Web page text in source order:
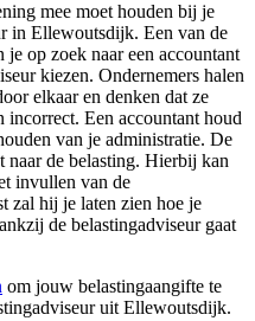
mee moet houden bij je
in Ellewoutsdijk. Een van de
op zoek naar een accountant
kiezen. Ondernemers halen
elkaar en denken dat ze
Een accountant houd
van je administratie. De
naar de belasting. Hierbij kan
invullen van de
zal hij je laten zien hoe je
de belastingadviseur gaat
om jouw belastingaangifte te
uit Ellewoutsdijk.